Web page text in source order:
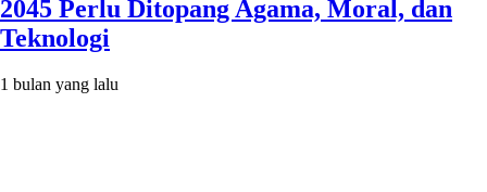
2045 Perlu Ditopang Agama, Moral, dan
Teknologi
1 bulan yang lalu